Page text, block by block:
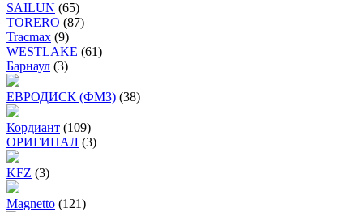
SAILUN (65)
TORERO (87)
Tracmax (9)
WESTLAKE (61)
Барнаул (3)
ЕВРОДИСК (ФМЗ) (38)
Кордиант (109)
ОРИГИНАЛ (3)
KFZ (3)
Magnetto (121)